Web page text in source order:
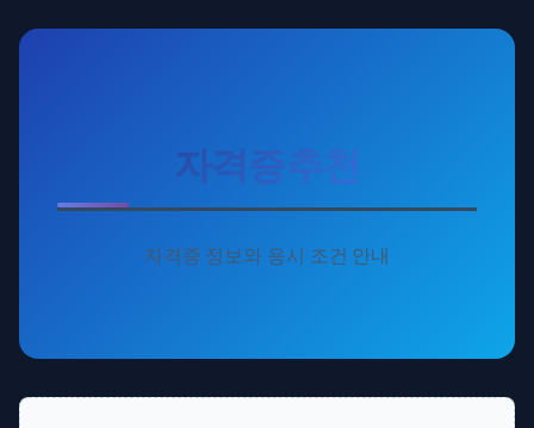
자격증추천
자격증 정보와 응시 조건 안내